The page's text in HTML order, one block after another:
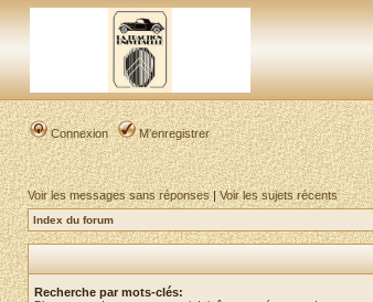
Connexion M’enregistrer
Voir les messages sans réponses|Voir les sujets récents
Index du forum
Recherche par mots-clés: